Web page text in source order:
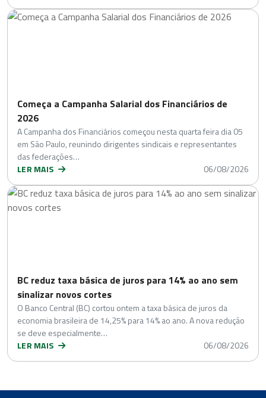
Começa a Campanha Salarial dos Financiários de
2026
A Campanha dos Financiários começou nesta quarta feira dia 05
em São Paulo, reunindo dirigentes sindicais e representantes
das federações…
LER MAIS
06/08/2026
BC reduz taxa básica de juros para 14% ao ano sem
sinalizar novos cortes
O Banco Central (BC) cortou ontem a taxa básica de juros da
economia brasileira de 14,25% para 14% ao ano. A nova redução
se deve especialmente…
LER MAIS
06/08/2026